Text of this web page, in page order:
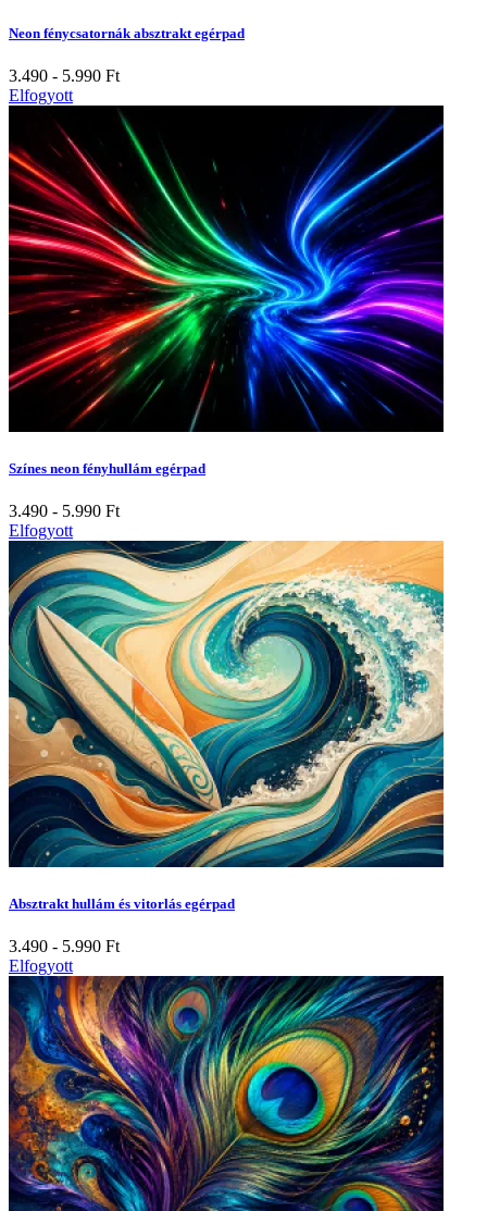
Neon fénycsatornák absztrakt egérpad
3.490 - 5.990 Ft
Elfogyott
Színes neon fényhullám egérpad
3.490 - 5.990 Ft
Elfogyott
Absztrakt hullám és vitorlás egérpad
3.490 - 5.990 Ft
Elfogyott